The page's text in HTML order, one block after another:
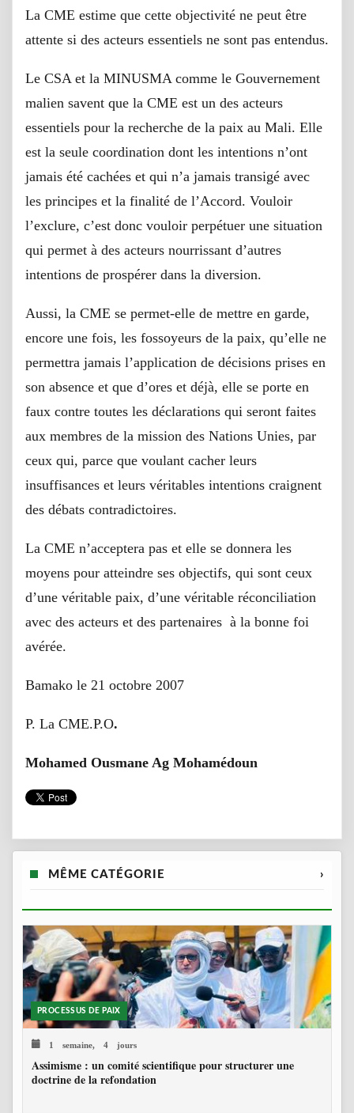
La CME estime que cette objectivité ne peut être
attente si des acteurs essentiels ne sont pas entendus.
Le CSA et la MINUSMA comme le Gouvernement
malien savent que la CME est un des acteurs
essentiels pour la recherche de la paix au Mali. Elle
est la seule coordination dont les intentions n’ont
jamais été cachées et qui n’a jamais transigé avec
les principes et la finalité de l’Accord. Vouloir
l’exclure, c’est donc vouloir perpétuer une situation
qui permet à des acteurs nourrissant d’autres
intentions de prospérer dans la diversion.
Aussi, la CME se permet-elle de mettre en garde,
encore une fois, les fossoyeurs de la paix, qu’elle ne
permettra jamais l’application de décisions prises en
son absence et que d’ores et déjà, elle se porte en
faux contre toutes les déclarations qui seront faites
aux membres de la mission des Nations Unies, par
ceux qui, parce que voulant cacher leurs
insuffisances et leurs véritables intentions craignent
des débats contradictoires.
La CME n’acceptera pas et elle se donnera les
moyens pour atteindre ses objectifs, qui sont ceux
d’une véritable paix, d’une véritable réconciliation
avec des acteurs et des partenaires à la bonne foi
avérée.
Bamako le 21 octobre 2007
P. La CME.P.O.
Mohamed Ousmane Ag Mohamédoun
MÊME CATÉGORIE ›
PROCESSUS DE PAIX
1 semaine, 4 jours
Assimisme : un comité scientifique pour structurer une
doctrine de la refondation